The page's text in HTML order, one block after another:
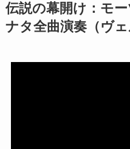
伝説の幕開け：モ
ナタ全曲演奏（ヴェ